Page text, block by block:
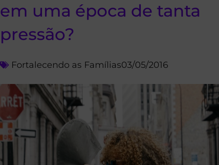
em uma época de tanta
pressão?
Fortalecendo as Famílias03/05/2016